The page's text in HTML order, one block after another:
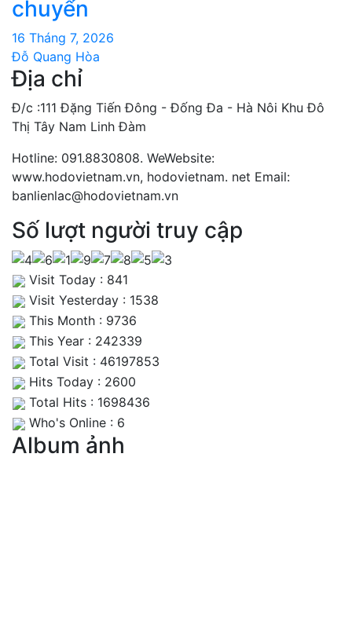
chuyển
16 Tháng 7, 2026
Đỗ Quang Hòa
Địa chỉ
Đ/c :111 Đặng Tiến Đông - Đống Đa - Hà Nôi Khu Đô
Thị Tây Nam Linh Đàm
Hotline: 091.8830808. WeWebsite:
www.hodovietnam.vn, hodovietnam. net Email:
banlienlac@hodovietnam.vn
Số lượt người truy cập
Visit Today : 841
Visit Yesterday : 1538
This Month : 9736
This Year : 242339
Total Visit : 46197853
Hits Today : 2600
Total Hits : 1698436
Who's Online : 6
Album ảnh